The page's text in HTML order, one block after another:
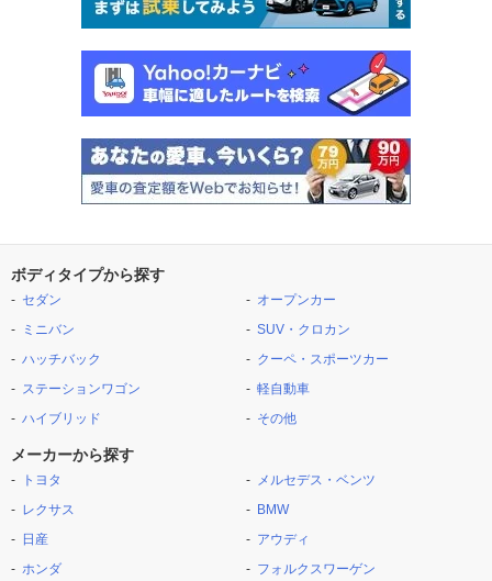
ボディタイプから探す
セダン
ミニバン
ハッチバック
ステーションワゴン
ハイブリッド
オープンカー
SUV・クロカン
クーペ・スポーツカー
軽自動車
その他
メーカーから探す
トヨタ
レクサス
日産
ホンダ
メルセデス・ベンツ
BMW
アウディ
フォルクスワーゲン